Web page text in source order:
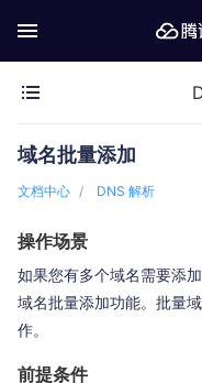
域名批量添加
文档中心 DNS 解析
操作场景
如果您有多个域名需要添
域名批量添加功能。批量
作。
前提条件